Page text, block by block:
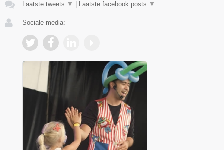
Laatste tweets ▼ Laatste facebook posts ▼
Sociale media: